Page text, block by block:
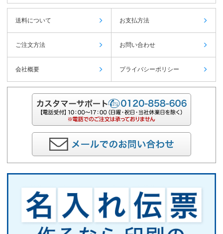
送料について お支払方法
ご注文方法 お問い合わせ
会社概要 プライバシーポリシー